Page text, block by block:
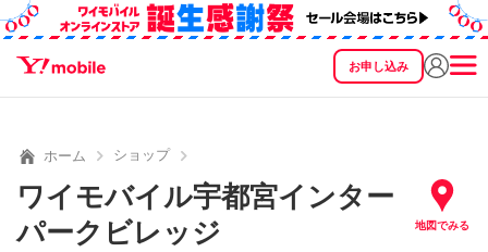
お申し込み
SEARCH
ホーム ショップ
ワイモバイル宇都宮インター
パークビレッジ
地図でみる